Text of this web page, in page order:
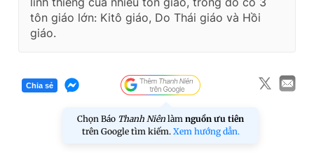
tôn giáo lớn: Kitô giáo, Do Thái giáo và Hồi
giáo.
Chia sẻ
Chọn Báo Thanh Niên làm nguồn ưu tiên
trên Google tìm kiếm. Xem hướng dẫn.